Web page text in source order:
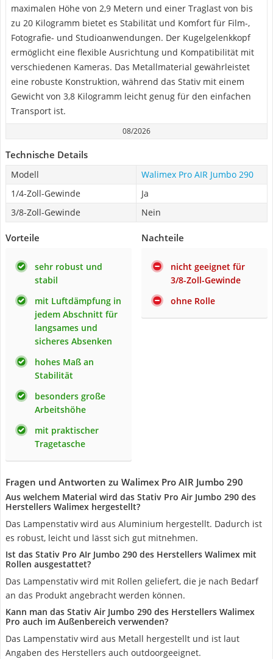
maximalen Höhe von 2,9 Metern und einer Traglast von bis
zu 20 Kilogramm bietet es Stabilität und Komfort für Film-,
Fotografie- und Studioanwendungen. Der Kugelgelenkkopf
ermöglicht eine flexible Ausrichtung und Kompatibilität mit
verschiedenen Kameras. Das Metallmaterial gewährleistet
eine robuste Konstruktion, während das Stativ mit einem
Gewicht von 3,8 Kilogramm leicht genug für den einfachen
Transport ist.
08/2026
Technische Details
Modell
Walimex Pro AIR Jumbo 290
1/4-Zoll-Gewinde
Ja
3/8-Zoll-Gewinde
Nein
Vorteile
sehr robust und
stabil
mit Luftdämpfung in
jedem Abschnitt für
langsames und
sicheres Absenken
hohes Maß an
Stabilität
besonders große
Arbeitshöhe
mit praktischer
Tragetasche
Nachteile
nicht geeignet für
3/8-Zoll-Gewinde
ohne Rolle
Fragen und Antworten zu Walimex Pro AIR Jumbo 290
Aus welchem Material wird das Stativ Pro Air Jumbo 290 des
Herstellers Walimex hergestellt?
Das Lampenstativ wird aus Aluminium hergestellt. Dadurch ist
es robust, leicht und lässt sich gut mitnehmen.
Ist das Stativ Pro AIr Jumbo 290 des Herstellers Walimex mit
Rollen ausgestattet?
Das Lampenstativ wird mit Rollen geliefert, die je nach Bedarf
an das Produkt angebracht werden können.
Kann man das Stativ Air Jumbo 290 des Herstellers Walimex
Pro auch im Außenbereich verwenden?
Das Lampenstativ wird aus Metall hergestellt und ist laut
Angaben des Herstellers auch outdoorgeeignet.